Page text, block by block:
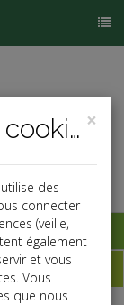
×
Politique relative aux cookies
des
connecter
(veille,
également
et vous
Vous
que nous